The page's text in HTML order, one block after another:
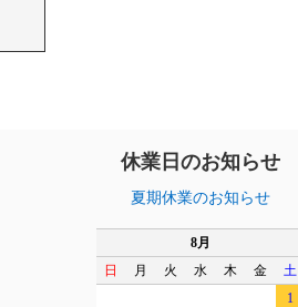
休業日のお知らせ
夏期休業のお知らせ
8月
日
月 火 水 木 金
土
1